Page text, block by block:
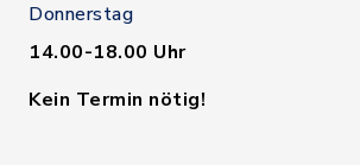
Donnerstag
14.00-18.00 Uhr
Kein Termin nötig!